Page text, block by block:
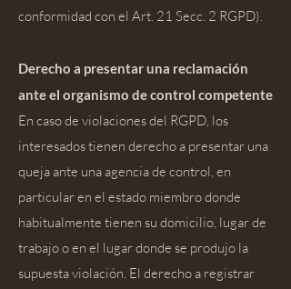
conformidad con el Art. 21 Secc. 2 RGPD).
Derecho a presentar una reclamación
ante el organismo de control competente
En caso de violaciones del RGPD, los
interesados tienen derecho a presentar una
queja ante una agencia de control, en
particular en el estado miembro donde
habitualmente tienen su domicilio, lugar de
trabajo o en el lugar donde se produjo la
supuesta violación. El derecho a registrar